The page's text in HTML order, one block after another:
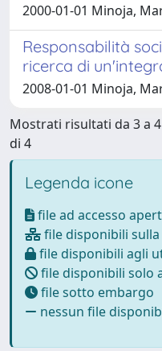
2000-01-01 Minoja,
Responsabilità
ricerca di
2008-01-01 Minoja,
Mostrati risultati da 3 a 4
di 4
Legenda icone
file ad accesso
file disponibili
file disponibili agli
file disponibili solo
file sotto embargo
nessun file